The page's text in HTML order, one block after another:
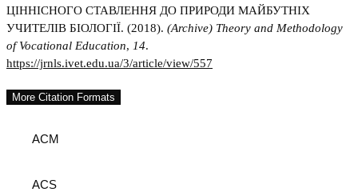
ЦІННІСНОГО СТАВЛЕННЯ ДО ПРИРОДИ МАЙБУТНІХ
УЧИТЕЛІВ БІОЛОГІЇ. (2018). (Archive) Theory and Methodology
of Vocational Education, 14.
https://jrnls.ivet.edu.ua/3/article/view/557
More Citation Formats
ACM
ACS